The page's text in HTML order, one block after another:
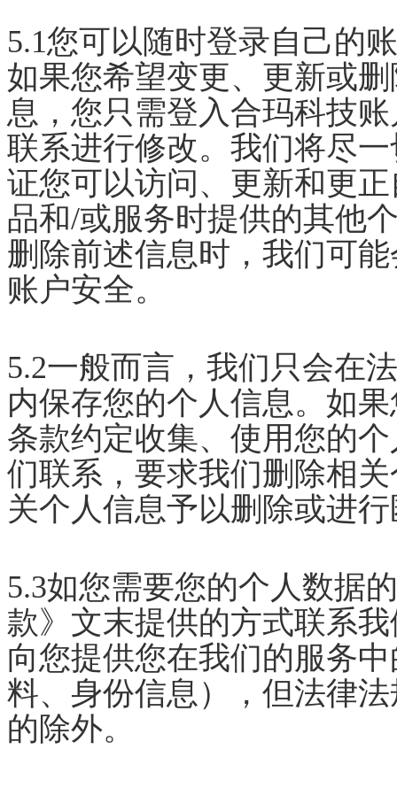
5.1您可以随时登录自己的
如果您希望变更、更新或
息，您只需登入合玛科技
联系进行修改。我们将尽
证您可以访问、更新和更
品和/或服务时提供的其他
删除前述信息时，我们可
账户安全。
5.2一般而言，我们只会在
内保存您的个人信息。如
条款约定收集、使用您的
们联系，要求我们删除相
关个人信息予以删除或进
5.3如您需要您的个人数据
款》文末提供的方式联系
向您提供您在我们的服务
料、身份信息），但法律
的除外。